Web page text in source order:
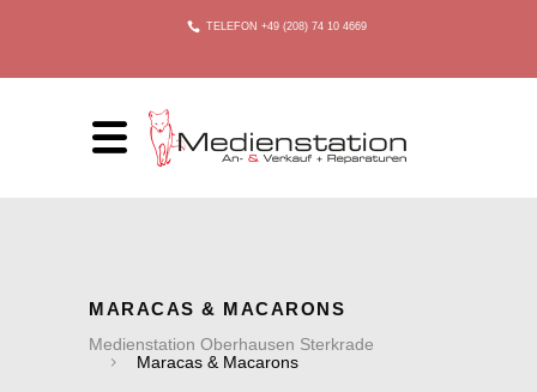
TELEFON +49 (208) 74 10 4669
MARACAS & MACARONS
Medienstation Oberhausen Sterkrade
Maracas & Macarons